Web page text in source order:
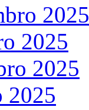
2025
2025
2025
2025